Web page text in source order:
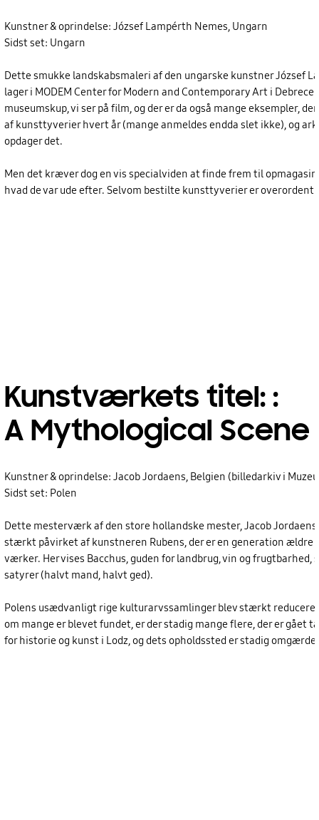
Kunstner & oprindelse: József Lampérth Nemes, Ungarn
Sidst set: Ungarn
Dette smukke landskabsmaleri af den ungarske kunstner József
lager i MODEM Center for Modern and Contemporary Art i
museumskup, vi ser på film, og der er da også mange eksempler,
af kunsttyverier hvert år (mange anmeldes endda slet ikke), og
opdager det.
Men det kræver dog en vis specialviden at finde frem til
hvad de var ude efter. Selvom bestilte kunsttyverier er
Kunstværkets titel: :
A Mythological
Kunstner & oprindelse: Jacob Jordaens, Belgien (billedarkiv i
Sidst set: Polen
Dette mesterværk af den store hollandske mester, Jacob
stærkt påvirket af kunstneren Rubens, der er en generation ældre
værker. Her vises Bacchus, guden for landbrug, vin og
satyrer (halvt mand, halvt ged).
Polens usædvanligt rige kulturarvssamlinger blev stærkt
om mange er blevet fundet, er der stadig mange flere, der er gået
for historie og kunst i Lodz, og dets opholdssted er stadig